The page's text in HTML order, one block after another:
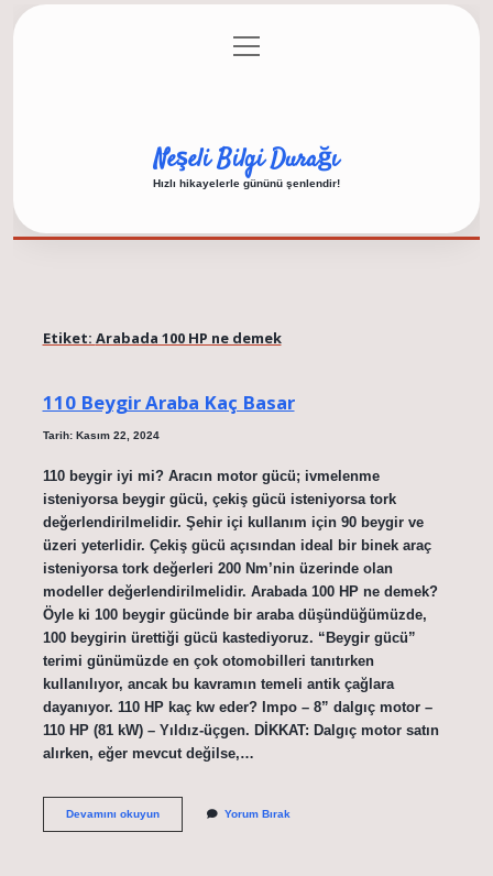
Gizlilik Politikası
menüyü
aç
Neşeli Bilgi Durağı
Hızlı hikayelerle gününü şenlendir!
Etiket: Arabada 100 HP ne demek
110 Beygir Araba Kaç Basar
Tarih: Kasım 22, 2024
110 beygir iyi mi? Aracın motor gücü; ivmelenme
isteniyorsa beygir gücü, çekiş gücü isteniyorsa tork
değerlendirilmelidir. Şehir içi kullanım için 90 beygir ve
üzeri yeterlidir. Çekiş gücü açısından ideal bir binek araç
isteniyorsa tork değerleri 200 Nm’nin üzerinde olan
modeller değerlendirilmelidir. Arabada 100 HP ne demek?
Öyle ki 100 beygir gücünde bir araba düşündüğümüzde,
100 beygirin ürettiği gücü kastediyoruz. “Beygir gücü”
terimi günümüzde en çok otomobilleri tanıtırken
kullanılıyor, ancak bu kavramın temeli antik çağlara
dayanıyor. 110 HP kaç kw eder? Impo – 8” dalgıç motor –
110 HP (81 kW) – Yıldız-üçgen. DİKKAT: Dalgıç motor satın
alırken, eğer mevcut değilse,…
Devamını okuyun110
Yorum Bırak